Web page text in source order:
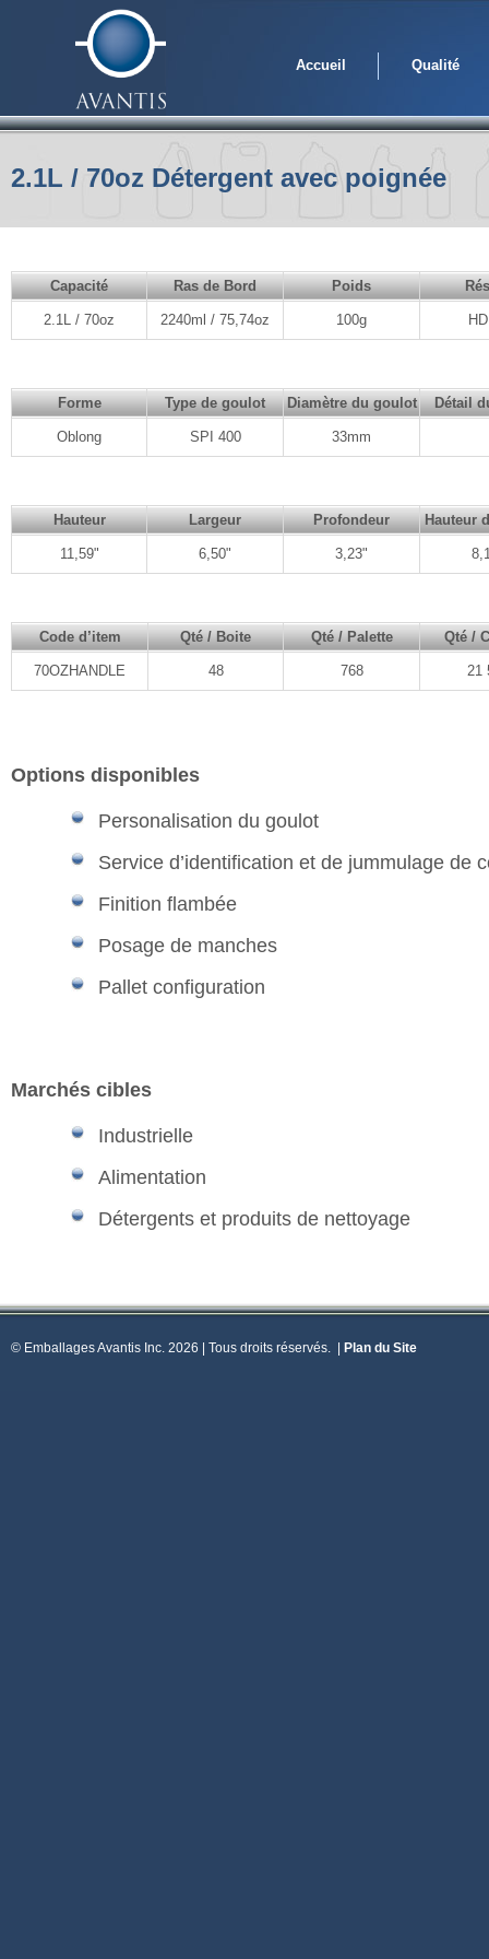
Qualité
Accueil
2.1L / 70oz Détergent avec poignée
Capacité Ras de Bord Poids
2.1L / 70oz 2240ml / 75,74oz 100g
Forme Type de goulot Diamètre du goulot Détail
Oblong SPI 400 33mm
Hauteur Largeur Profondeur Hauteur
11,59" 6,50" 3,23"
Code d’item Qté / Boite Qté / Palette Qté /
70OZHANDLE 48 768 21
Options disponibles
Personalisation du goulot
Service d’identification et de jummulage de
Finition flambée
Posage de manches
Pallet configuration
Marchés cibles
Industrielle
Alimentation
Détergents et produits de nettoyage
© Emballages Avantis Inc. 2026 | Tous droits réservés. Plan du Site